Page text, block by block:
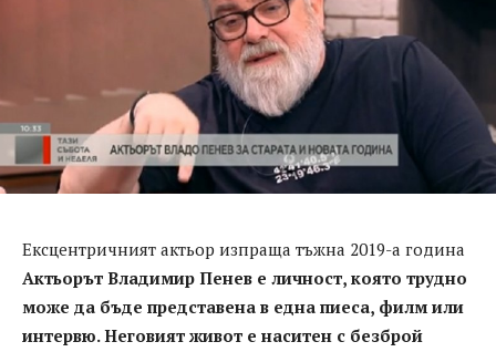
Ексцентричният актьор изпраща тъжна 2019-а година
Актьорът Владимир Пенев е личност, която трудно
може да бъде представена в една пиеса, филм или
интервю. Неговият живот е наситен с безброй